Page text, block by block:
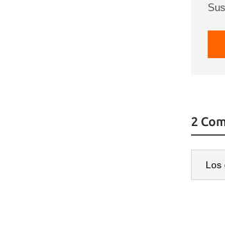
2
Los